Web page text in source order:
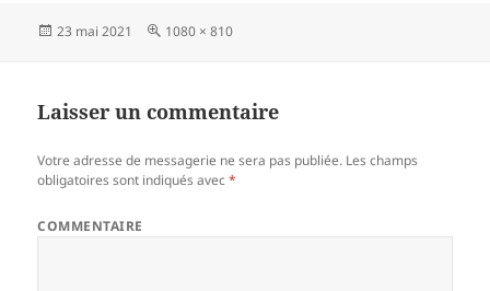
Publié
23 mai 2021
Taille
1080 × 810
Laisser un commentaire
Votre adresse de messagerie ne sera pas publiée. Les champs
obligatoires sont indiqués avec*
COMMENTAIRE